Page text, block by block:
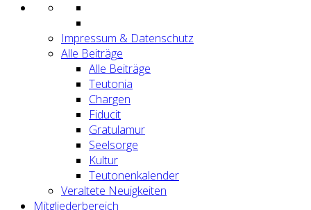
Impressum & Datenschutz
Alle Beiträge
Alle Beiträge
Teutonia
Chargen
Fiducit
Gratulamur
Seelsorge
Kultur
Teutonenkalender
Veraltete Neuigkeiten
Mitgliederbereich